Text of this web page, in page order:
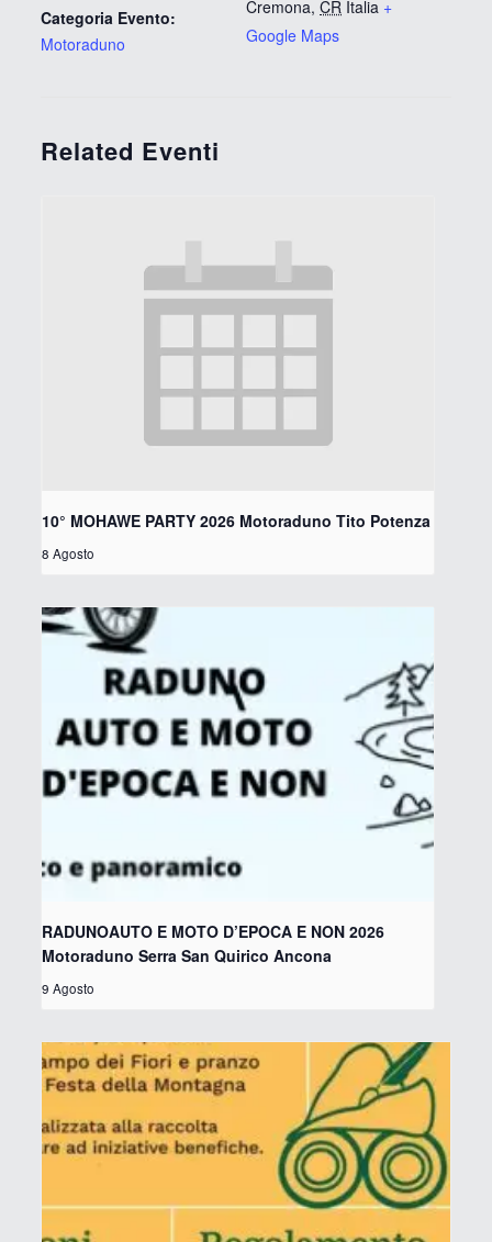
Categoria Evento:
Motoraduno
Cremona, CR Italia +
Google Maps
Related Eventi
10° MOHAWE PARTY 2026 Motoraduno Tito Potenza
8 Agosto
RADUNOAUTO E MOTO D’EPOCA E NON 2026
Motoraduno Serra San Quirico Ancona
9 Agosto